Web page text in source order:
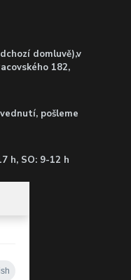
domluvě),v
182,
pošleme
h, SO: 9-12 h